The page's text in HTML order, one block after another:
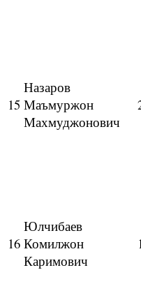
15
Назаров
Маъмуржон
Махмуджонович
16
Юлчибаев
Комилжон
Каримович